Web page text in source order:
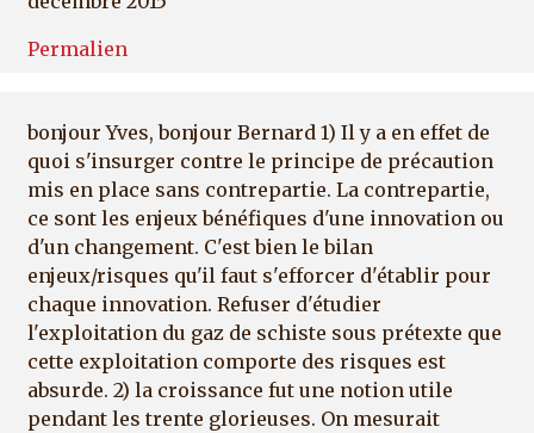
Permalien
bonjour Yves, bonjour Bernard 1) Il y a en effet de
quoi s'insurger contre le principe de précaution
mis en place sans contrepartie. La contrepartie,
ce sont les enjeux bénéfiques d'une innovation ou
d'un changement. C'est bien le bilan
enjeux/risques qu'il faut s'efforcer d'établir pour
chaque innovation. Refuser d'étudier
l'exploitation du gaz de schiste sous prétexte que
cette exploitation comporte des risques est
absurde. 2) la croissance fut une notion utile
pendant les trente glorieuses. On mesurait